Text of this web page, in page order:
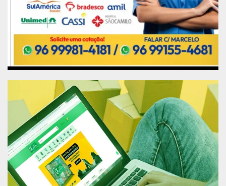
técnico para auxiliar na identificação de
necessidades urgentes que exijam a
continuidade de atividades de mineração,
revogando a mineração como atividade
suspensas por causa do risco de contaminação;
e que sejam garantidas condições de trabalho
adequadas de distanciamento social e de
proteção contra a contaminação para os serviços
de mineração que forem considerados
essenciais.
A petição exige ainda testagem e vacinação para